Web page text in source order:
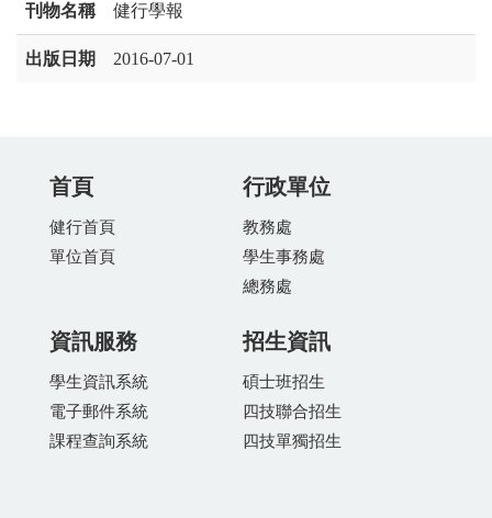
刊物名稱 健行學報
出版日期 2016-07-01
首頁
健行首頁
單位首頁
行政單位
教務處
學生事務處
總務處
資訊服務
學生資訊系統
電子郵件系統
課程查詢系統
招生資訊
碩士班招生
四技聯合招生
四技單獨招生